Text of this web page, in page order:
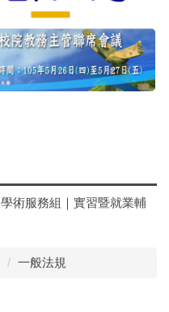
學術服務組 ｜ 實習暨就業輔
一般法規